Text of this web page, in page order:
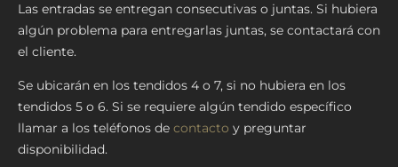
Las entradas se entregan consecutivas o juntas. Si hubiera
algún problema para entregarlas juntas, se contactará con
el cliente.
Se ubicarán en los tendidos 4 o 7, si no hubiera en los
tendidos 5 o 6. Si se requiere algún tendido específico
llamar a los teléfonos de contacto y preguntar
disponibilidad.